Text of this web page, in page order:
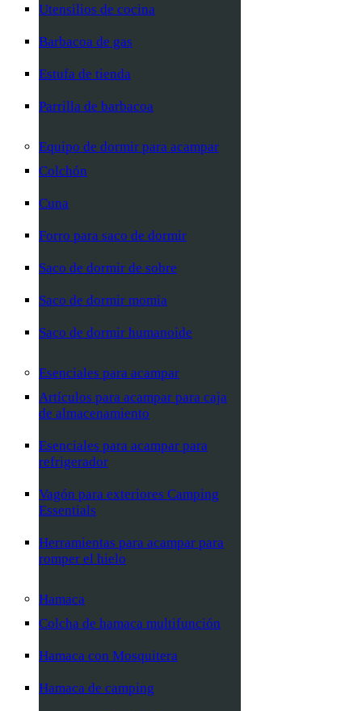
Utensilios de cocina
Barbacoa de gas
Estufa de tienda
Parrilla de barbacoa
Equipo de dormir para acampar
Colchón
Cuna
Forro para saco de dormir
Saco de dormir de sobre
Saco de dormir momia
Saco de dormir humanoide
Esenciales para acampar
Artículos para acampar para caja
de almacenamiento
Esenciales para acampar para
refrigerador
Vagón para exteriores Camping
Essentials
Herramientas para acampar para
romper el hielo
Hamaca
Colcha de hamaca multifunción
Hamaca con Mosquitera
Hamaca de camping